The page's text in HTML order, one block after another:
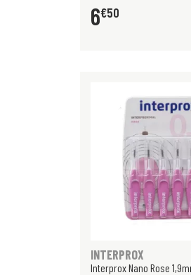
6€50
INTERPROX
Interprox Nano Rose